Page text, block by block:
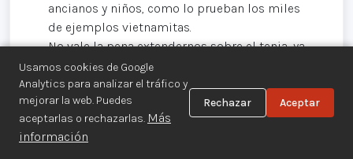
Usamos cookies de Google
Analytics para analizar el tráfico y
mejorar la web. Puedes
aceptarlas o rechazarlas. Más
información
Rechazar Aceptar
ancianos y niños, como lo prueban los miles
de ejemplos vietnamitas.
No vale la pena extendernos sobre el tenia, ya
que en la nota que citamos, los camaradas
vietnamitas lo analizan con profundidad y
precisión, a la luz de su vasta experiencia.
Por cierto, el Frente y el Ejército en la
Argentina tendrán sus propias